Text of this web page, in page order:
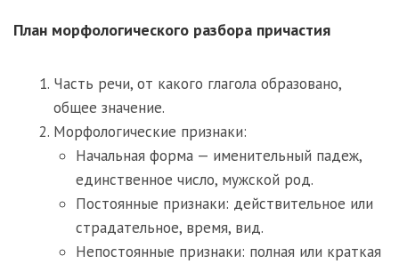
План морфологического разбора причастия
Часть речи, от какого глагола образовано,
общее значение.
Морфологические признаки:
Начальная форма — именительный падеж,
единственное число, мужской род.
Постоянные признаки: действительное или
страдательное, время, вид.
Непостоянные признаки: полная или краткая